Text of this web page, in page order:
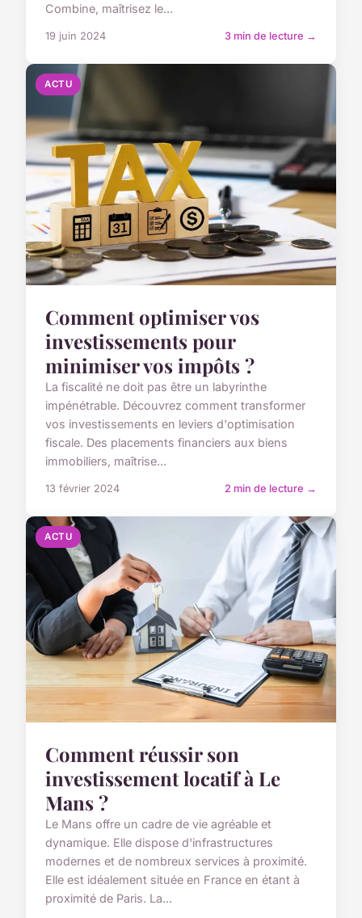
Combine, maîtrisez le...
19 juin 2024 3 min de lecture →
ACTU
Comment optimiser vos
investissements pour
minimiser vos impôts ?
La fiscalité ne doit pas être un labyrinthe
impénétrable. Découvrez comment transformer
vos investissements en leviers d'optimisation
fiscale. Des placements financiers aux biens
immobiliers, maîtrise...
13 février 2024 2 min de lecture →
ACTU
Comment réussir son
investissement locatif à Le
Mans ?
Le Mans offre un cadre de vie agréable et
dynamique. Elle dispose d'infrastructures
modernes et de nombreux services à proximité.
Elle est idéalement située en France en étant à
proximité de Paris. La...